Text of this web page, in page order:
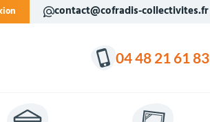
contact@cofradis-collectivites.fr
04 48 21 61 83